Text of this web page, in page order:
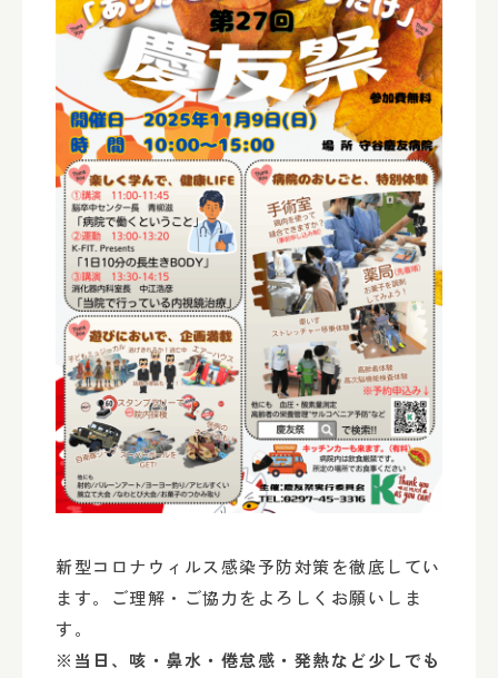
新型コロナウィルス感染予防対策を徹底してい
ます。ご理解・ご協力をよろしくお願いしま
す。
※当日、咳・鼻水・倦怠感・発熱など少しでも